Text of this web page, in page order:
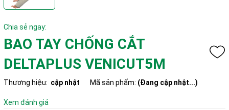
Chia sẻ ngay:
BAO TAY CHỐNG CẮT
DELTAPLUS VENICUT5M
Thương hiệu: cập nhật Mã sản phẩm: (Đang cập nhật...)
Xem đánh giá